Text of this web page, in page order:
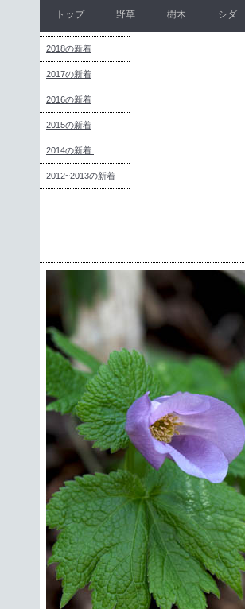
2018の新着
2017の新着
2016の新着
2015の新着
2014の新着
2012~2013の新着
トップ 野草 樹木 シダ